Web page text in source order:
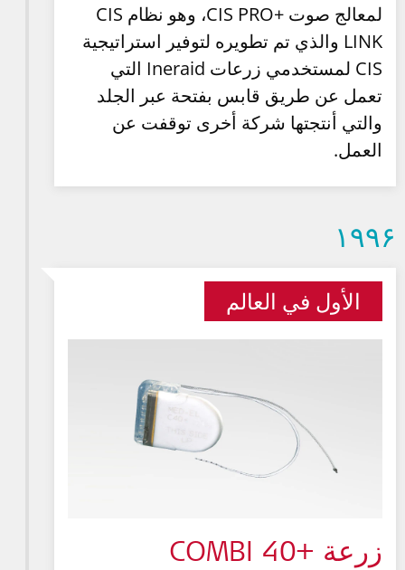
لمعالج صوت +CIS PRO، وهو نظام CIS
LINK والذي تم تطويره لتوفير استراتيجية
CIS لمستخدمي زرعات Ineraid التي
تعمل عن طريق قابس بفتحة عبر الجلد
والتي أنتجتها شركة أخرى توقفت عن
العمل.
۱۹۹۶
الأول في العالم
زرعة +COMBI 40